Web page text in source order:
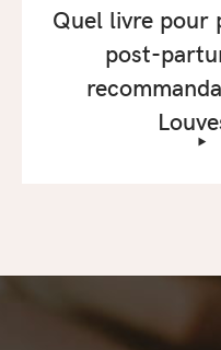
Quel livre pour
post-
‣